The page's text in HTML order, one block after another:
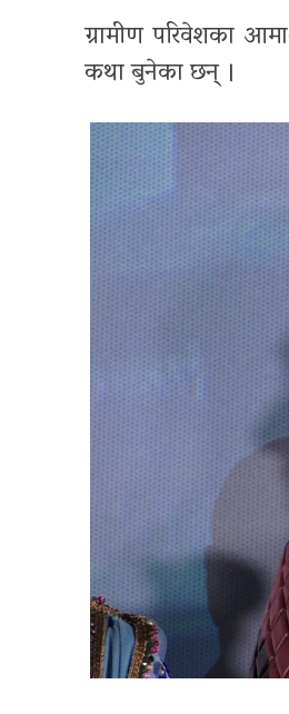
ग्रामीण परिवेशका
कथा बुनेका छन् ।